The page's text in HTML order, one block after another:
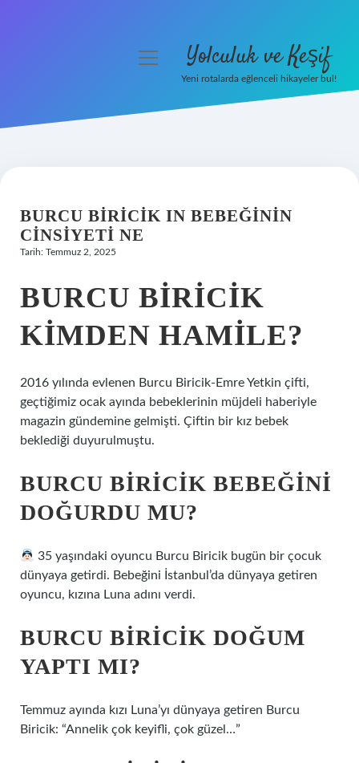
Hakkımızda
menüyü Yolculuk ve Keşif
Yeni rotalarda eğlenceli hikayeler bul!
BURCU BIRICIK IN BEBEĞININ
CINSIYETI NE
Tarih: Temmuz 2, 2025
BURCU BIRICIK
KIMDEN HAMILE?
2016 yılında evlenen Burcu Biricik-Emre Yetkin çifti,
geçtiğimiz ocak ayında bebeklerinin müjdeli haberiyle
magazin gündemine gelmişti. Çiftin bir kız bebek
beklediği duyurulmuştu.
BURCU BIRICIK BEBEĞINI
DOĞURDU MU?
35 yaşındaki oyuncu Burcu Biricik bugün bir çocuk
dünyaya getirdi. Bebeğini İstanbul’da dünyaya getiren
oyuncu, kızına Luna adını verdi.
BURCU BIRICIK DOĞUM
YAPTI MI?
Temmuz ayında kızı Luna’yı dünyaya getiren Burcu
Biricik: “Annelik çok keyifli, çok güzel…”